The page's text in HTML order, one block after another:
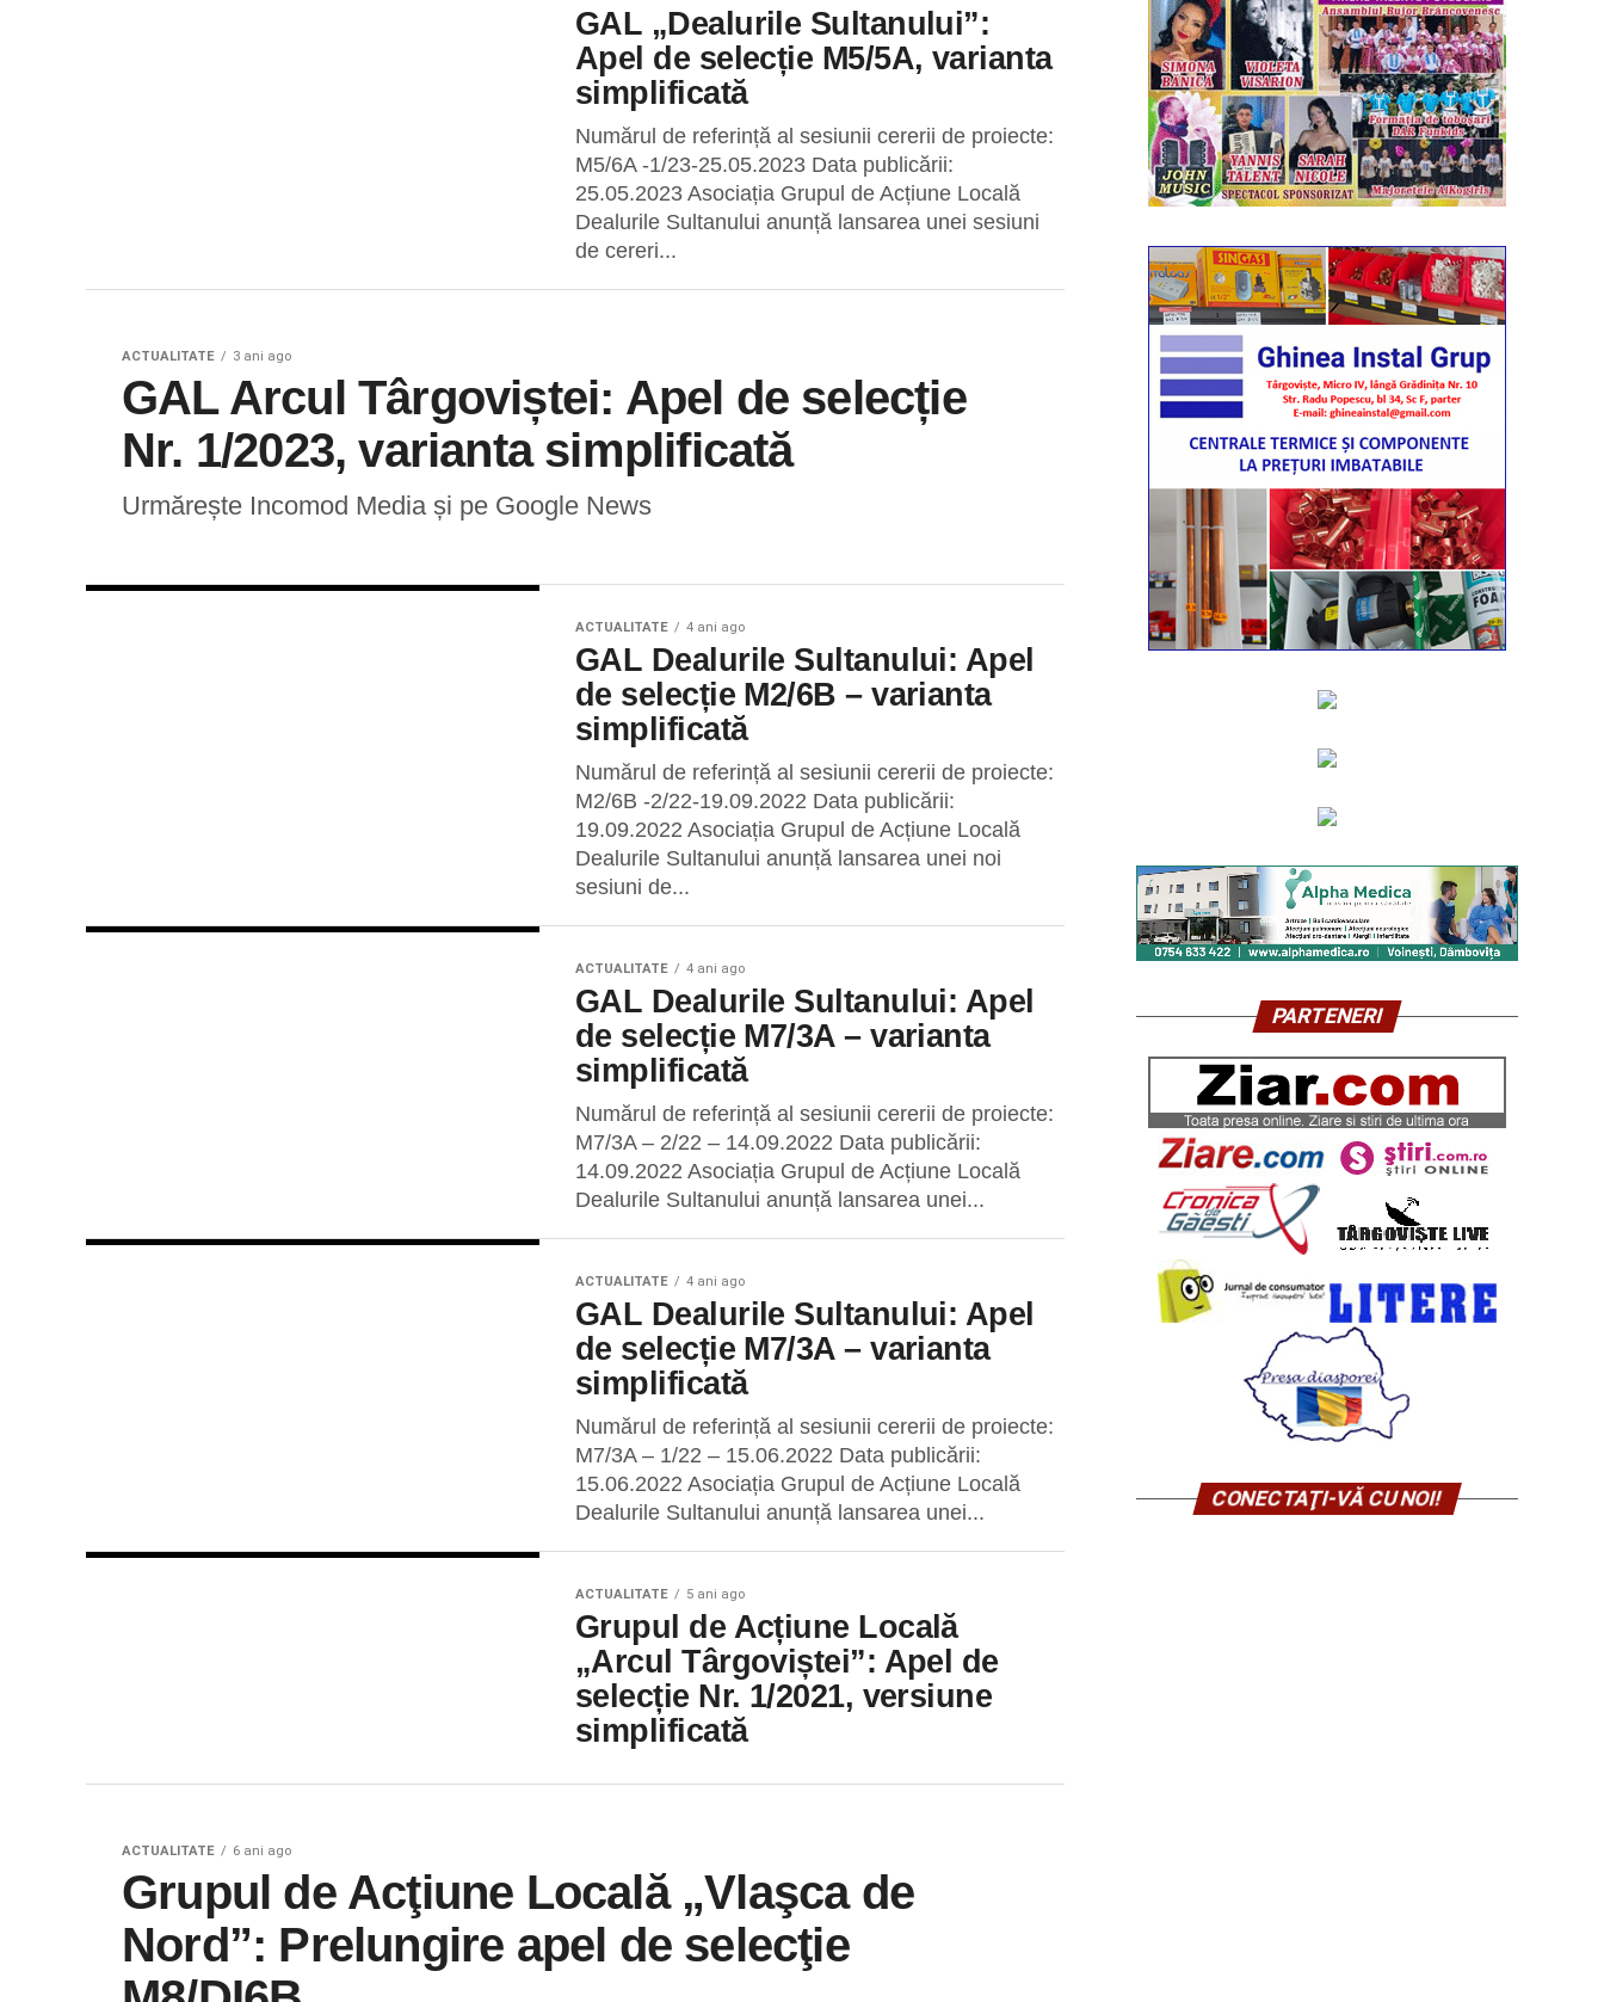
GAL „Dealurile Sultanului”:
Apel de selecție M5/5A, varianta
simplificată
Numărul de referință al sesiunii cererii de proiecte:
M5/6A -1/23-25.05.2023 Data publicării:
25.05.2023 Asociația Grupul de Acțiune Locală
Dealurile Sultanului anunță lansarea unei sesiuni
de cereri...
ACTUALITATE 3 ani ago
GAL Arcul Târgoviștei: Apel de selecție
Nr. 1/2023, varianta simplificată
Urmărește Incomod Media și pe Google News
ACTUALITATE 4 ani ago
GAL Dealurile Sultanului: Apel
de selecție M2/6B – varianta
simplificată
Numărul de referință al sesiunii cererii de proiecte:
M2/6B -2/22-19.09.2022 Data publicării:
19.09.2022 Asociația Grupul de Acțiune Locală
Dealurile Sultanului anunță lansarea unei noi
sesiuni de...
ACTUALITATE 4 ani ago
GAL Dealurile Sultanului: Apel
de selecție M7/3A – varianta
simplificată
Numărul de referință al sesiunii cererii de proiecte:
M7/3A – 2/22 – 14.09.2022 Data publicării:
14.09.2022 Asociația Grupul de Acțiune Locală
Dealurile Sultanului anunță lansarea unei...
ACTUALITATE 4 ani ago
GAL Dealurile Sultanului: Apel
de selecție M7/3A – varianta
simplificată
Numărul de referință al sesiunii cererii de proiecte:
M7/3A – 1/22 – 15.06.2022 Data publicării:
15.06.2022 Asociația Grupul de Acțiune Locală
Dealurile Sultanului anunță lansarea unei...
ACTUALITATE 5 ani ago
Grupul de Acțiune Locală
„Arcul Târgoviștei”: Apel de
selecție Nr. 1/2021, versiune
simplificată
ACTUALITATE 6 ani ago
Grupul de Acţiune Locală „Vlaşca de
Nord”: Prelungire apel de selecţie
PARTENERI
CONECTAŢI-VĂ CU NOI!